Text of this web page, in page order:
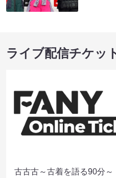
ライブ配信チケッ
古古古～古着を語る90分～